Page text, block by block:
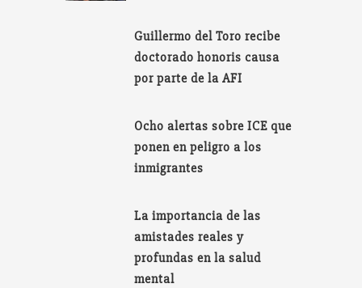
Guillermo del Toro recibe
doctorado honoris causa
por parte de la AFI
Ocho alertas sobre ICE que
ponen en peligro a los
inmigrantes
La importancia de las
amistades reales y
profundas en la salud
mental